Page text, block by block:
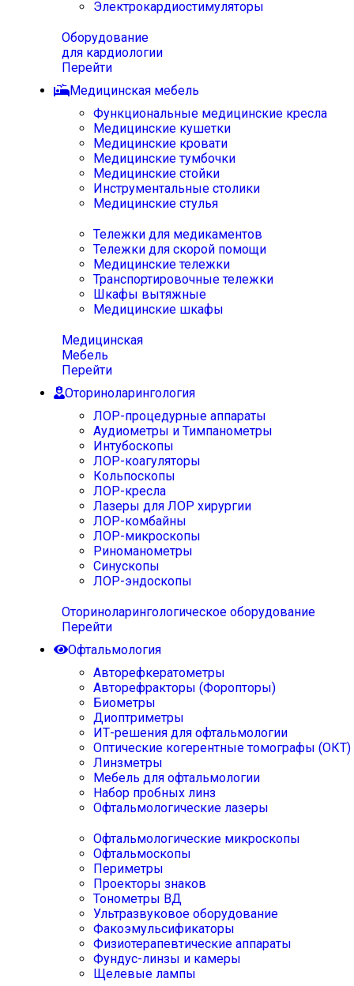
Электрокардиостимуляторы
Оборудование
для кардиологии
Перейти
Медицинская мебель
Функциональные медицинские кресла
Медицинские кушетки
Медицинские кровати
Медицинские тумбочки
Медицинские стойки
Инструментальные столики
Медицинские стулья
Тележки для медикаментов
Тележки для скорой помощи
Медицинские тележки
Транспортировочные тележки
Шкафы вытяжные
Медицинские шкафы
Медицинская
Мебель
Перейти
Оториноларингология
ЛОР-процедурные аппараты
Аудиометры и Тимпанометры
Интубоскопы
ЛОР-коагуляторы
Кольпоскопы
ЛОР-кресла
Лазеры для ЛОР хирургии
ЛОР-комбайны
ЛОР-микроскопы
Риноманометры
Синускопы
ЛОР-эндоскопы
Оториноларингологическое оборудование
Перейти
Офтальмология
Авторефкератометры
Авторефракторы (Форопторы)
Биометры
Диоптриметры
ИТ-решения для офтальмологии
Оптические когерентные томографы (ОКТ)
Линзметры
Мебель для офтальмологии
Набор пробных линз
Офтальмологические лазеры
Офтальмологические микроскопы
Офтальмоскопы
Периметры
Проекторы знаков
Тонометры ВД
Ультразвуковое оборудование
Факоэмульсификаторы
Физиотерапевтические аппараты
Фундус-линзы и камеры
Щелевые лампы